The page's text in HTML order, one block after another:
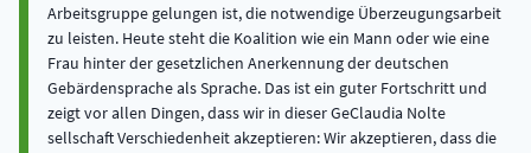
Arbeitsgruppe gelungen ist, die notwendige Überzeugungsarbeit
zu leisten. Heute steht die Koalition wie ein Mann oder wie eine
Frau hinter der gesetzlichen Anerkennung der deutschen
Gebärdensprache als Sprache. Das ist ein guter Fortschritt und
zeigt vor allen Dingen, dass wir in dieser GeClaudia Nolte
sellschaft Verschiedenheit akzeptieren: Wir akzeptieren, dass die